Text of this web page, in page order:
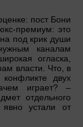
пост Бони
премиум: это
под крик души
каналам
огласка,
власти. Что, в
двух
играет? –
отдельного
устали от